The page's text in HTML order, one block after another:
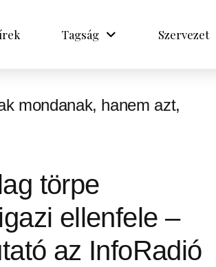
Tagság Szervezet
mondanak, hanem azt,
törpe
ellenfele –
az InfoRadió